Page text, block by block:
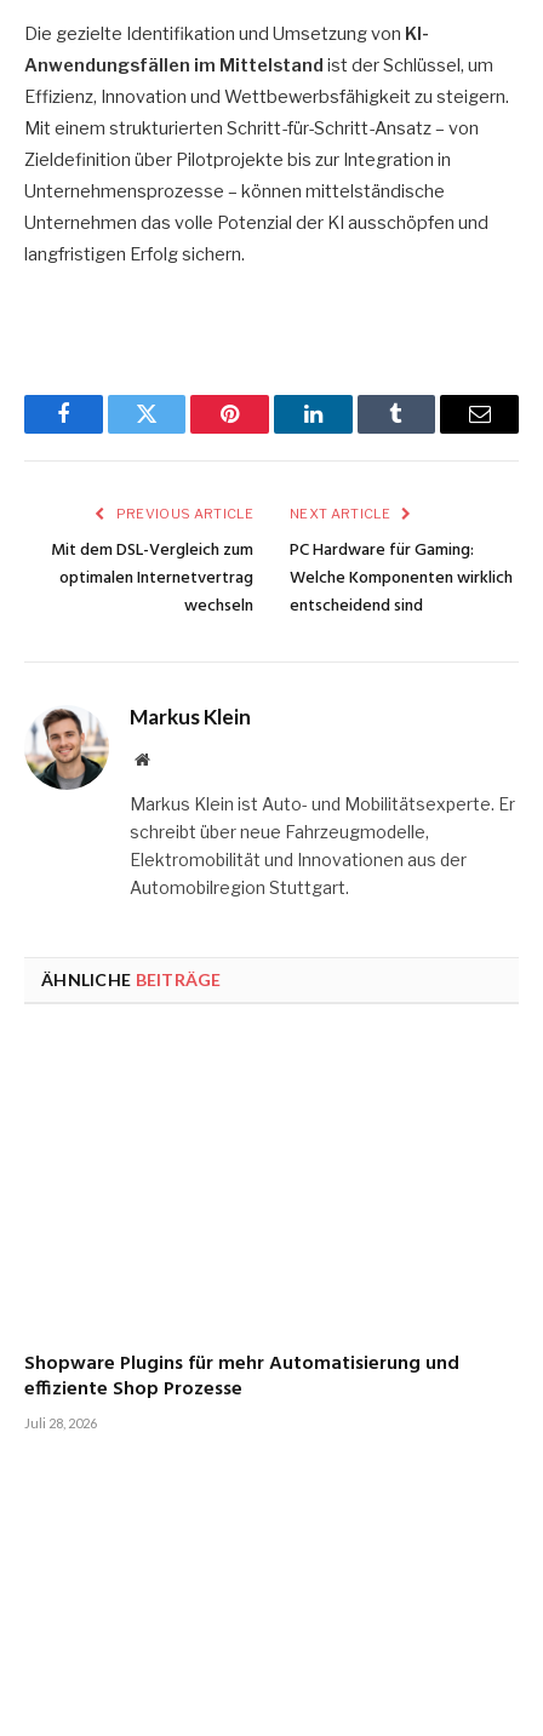
Die gezielte Identifikation und Umsetzung von KI-
Anwendungsfällen im Mittelstand ist der Schlüssel, um
Effizienz, Innovation und Wettbewerbsfähigkeit zu steigern.
Mit einem strukturierten Schritt-für-Schritt-Ansatz – von
Zieldefinition über Pilotprojekte bis zur Integration in
Unternehmensprozesse – können mittelständische
Unternehmen das volle Potenzial der KI ausschöpfen und
langfristigen Erfolg sichern.
FacebookTwitter Pinterest LinkedInTumblr Email
PREVIOUS ARTICLE
Mit dem DSL-Vergleich zum
optimalen Internetvertrag
wechseln
NEXT ARTICLE
PC Hardware für Gaming:
Welche Komponenten wirklich
entscheidend sind
Markus Klein
Website
Markus Klein ist Auto- und Mobilitätsexperte. Er
schreibt über neue Fahrzeugmodelle,
Elektromobilität und Innovationen aus der
Automobilregion Stuttgart.
ÄHNLICHE BEITRÄGE
Shopware Plugins für mehr Automatisierung und
effiziente Shop Prozesse
Juli 28, 2026